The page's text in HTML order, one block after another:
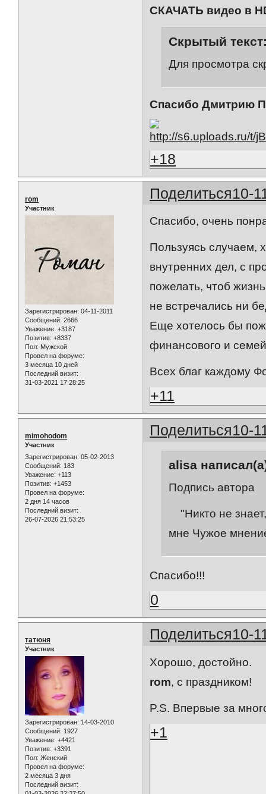
СКАЧАТЬ видео в
Скрытый
Для просмотра
Спасибо Дмитрию
+18
Поделиться10-
rom
Участник
Зарегистрирован: 04-11-2011
Сообщений: 2666
Уважение: +3187
Позитив: +8337
Пол: Мужской
Провел на форуме:
3 месяца 10 дней
Последний визит:
31-03-2021 17:28:25
Спасибо, очень
Пользуясь случаем,
внутренних дел, с
пожелать, чтоб
не встречались ни
Еще хотелось бы
финансового и
Всех благ каждому
+11
Поделиться10-
mimohodom
Участник
Зарегистрирован: 05-02-2013
Сообщений: 183
Уважение: +113
Позитив: +1453
Провел на форуме:
2 дня 14 часов
Последний визит:
26-07-2026 21:53:25
alisa
Подпись автора
"Никто не
мне Чужое
Спасибо!!!
0
Поделиться10-
татюня
Участник
Зарегистрирован: 14-03-2010
Сообщений: 1927
Уважение: +4421
Позитив: +3391
Пол: Женский
Провел на форуме:
2 месяца 3 дня
Последний визит:
Хорошо, достойно.
rom, с праздником!
P.S. Впервые за
+1